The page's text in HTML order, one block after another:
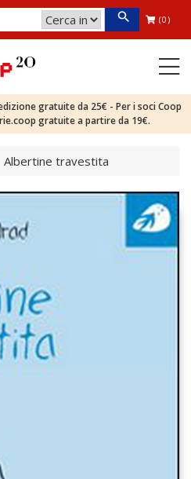
(0)
gratuite da 25€ - Per i soci Coop
gratuite a partire da 19€.
Albertine travestita